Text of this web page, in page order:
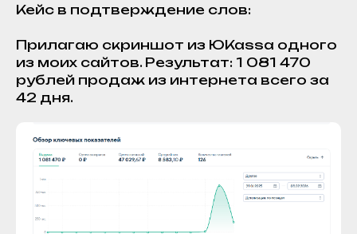
Кейс в подтверждение слов:
Прилагаю скриншот из ЮKassa одного
из моих сайтов. Результат: 1 081 470
рублей продаж из интернета всего за
42 дня.